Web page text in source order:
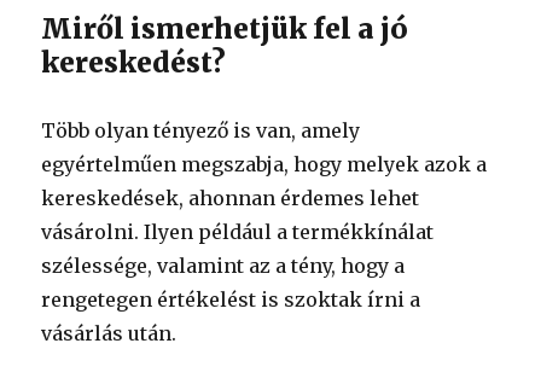
Miről ismerhetjük fel a jó
kereskedést?
Több olyan tényező is van, amely
egyértelműen megszabja, hogy melyek azok a
kereskedések, ahonnan érdemes lehet
vásárolni. Ilyen például a termékkínálat
szélessége, valamint az a tény, hogy a
rengetegen értékelést is szoktak írni a
vásárlás után.